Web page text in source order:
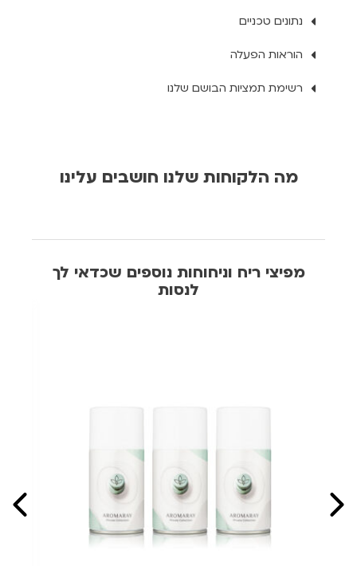
נתונים טכניים
הוראות הפעלה
רשימת תמציות הבושם שלנו
מה הלקוחות שלנו חושבים עלינו
מפיצי ריח וניחוחות נוספים שכדאי לך
לנסות